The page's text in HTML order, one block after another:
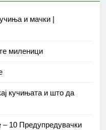
и мачки |
миленици
кучињата и што да
– 10 Предупредувачки